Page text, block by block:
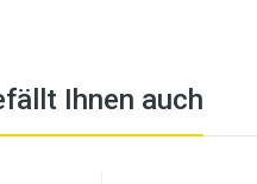
Ihnen auch